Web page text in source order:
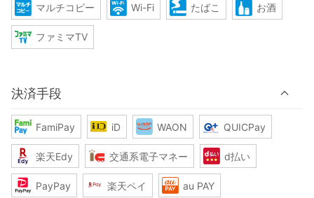
マルチコピー Wi-Fi たばこ お酒
ファミマTV
決済手段
FamiPay iD WAON QUICPay
楽天Edy 交通系電子マネー d払い
PayPay 楽天ペイ au PAY